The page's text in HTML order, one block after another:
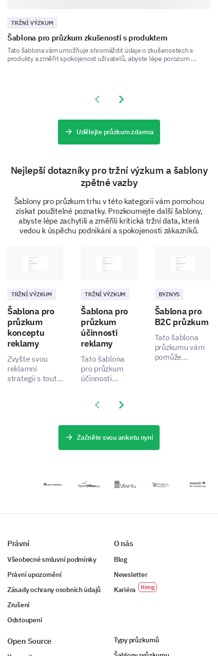
Average
Poor
Have you encountered any issues with our
products/services? If yes, please describe the
issue and your experience.
How likely are you to recommend our
products/services to others?
Very Likely Likely
Very Unlikely
Moving Forward Together
Thank you for sharing your experiences! Now, let's
What new features or services would you like to
How do you prefer to receive updates and
information from us?
TRŽNÍ VÝZKUM
Šablona pro průzkum zkušenosti s produktem
Tato šablona vám umožňuje shromáždit údaje o zkušenostech s
produkty a změřit spokojenost uživatelů, abyste lépe porozum ...
Previous slide
Next slide
Udělejte průzkum zdarma
Nejlepší dotazníky pro tržní výzkum a šablony
zpětné vazby
Šablony pro průzkum trhu v této kategorii vám pomohou
získat použitelné poznatky. Prozkoumejte další šablony,
abyste lépe zachytili a změřili kritická tržní data, která
vedou k úspěchu podnikání a spokojenosti zákazníků.
TRŽNÍ VÝZKUM
Šablona pro
průzkum
konceptu
reklamy
Zvyšte svou
reklamní
strategii s touto
TRŽNÍ VÝZKUM
Šablona pro
průzkum
účinnosti
reklamy
Tato šablona
pro průzkum
účinnosti
a porozumět
reklamních
snah, což vám
BYZNYS
Šablona pro
B2C průzkum
Tato šablona
průzkumu vám
pomůže
Previous slide
Next slide
Začněte svou anketu nyní
Právní
Všeobecné smluvní podmínky
Právní upozornění
Zásady ochrany osobních údajů
Zrušení
Odstoupení
O nás
Blog
Newsletter
Kariéra
Open Source
Typy průzkumů